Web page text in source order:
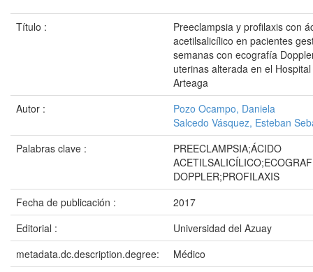
Título :
Preeclampsia y profilaxis con
acetilsalicílico en pacientes
semanas con ecografía
uterinas alterada en el
Arteaga
Autor :
Pozo Ocampo, Daniela
Salcedo Vásquez, Esteban
Palabras clave :
PREECLAMPSIA;ÁCIDO
DOPPLER;PROFILAXIS
Fecha de publicación :
2017
Editorial :
Universidad del Azuay
metadata.dc.description.degree:
Médico